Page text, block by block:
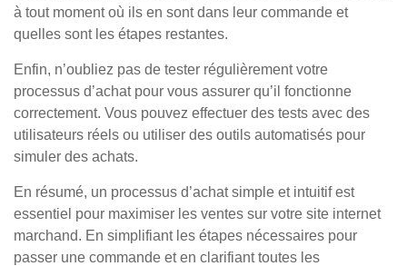
à tout moment où ils en sont dans leur commande et
quelles sont les étapes restantes.
Enfin, n’oubliez pas de tester régulièrement votre
processus d’achat pour vous assurer qu’il fonctionne
correctement. Vous pouvez effectuer des tests avec des
utilisateurs réels ou utiliser des outils automatisés pour
simuler des achats.
En résumé, un processus d’achat simple et intuitif est
essentiel pour maximiser les ventes sur votre site internet
marchand. En simplifiant les étapes nécessaires pour
passer une commande et en clarifiant toutes les